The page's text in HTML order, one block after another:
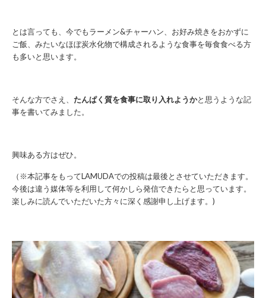
とは言っても、今でもラーメン&チャーハン、お好み焼きをおかずに
ご飯、みたいなほぼ炭水化物で構成されるような食事を毎食食べる方
も多いと思います。
そんな方でさえ、 たんぱく質を食事に取り入れようかと思うような記
事を書いてみました。
興味ある方はぜひ。
（※本記事をもってLAMUDAでの投稿は最後とさせていただきます。
今後は違う媒体等を利用して何かしら発信できたらと思っています。
楽しみに読んでいただいた方々に深く感謝申し上げます。)